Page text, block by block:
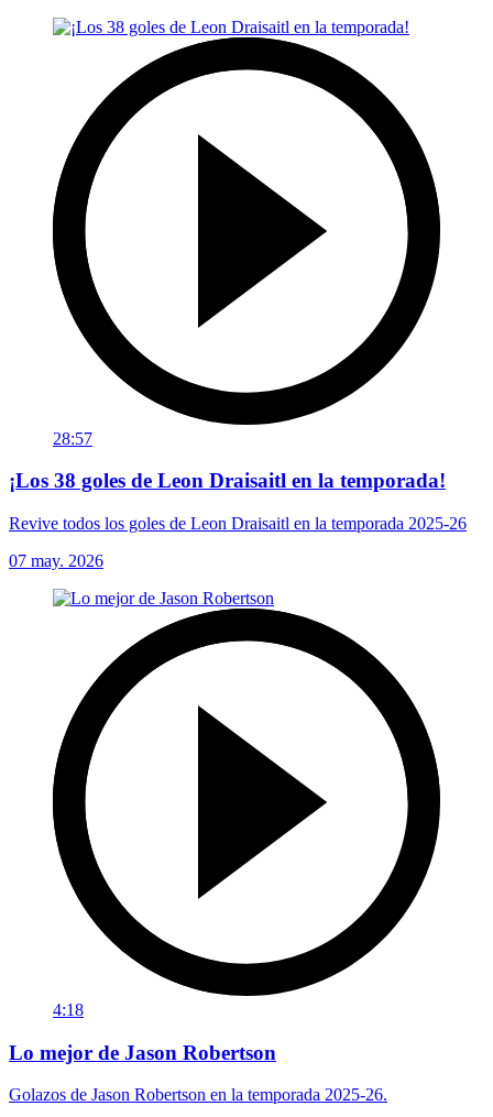
28:57
¡Los 38 goles de Leon Draisaitl en la temporada!
Revive todos los goles de Leon Draisaitl en la temporada 2025-26
07 may. 2026
4:18
Lo mejor de Jason Robertson
Golazos de Jason Robertson en la temporada 2025-26.